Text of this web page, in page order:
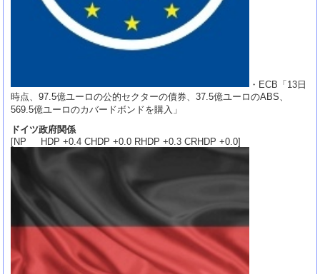
・ECB「13日
時点、97.5億ユーロの公的セクターの債券、37.5億ユーロのABS、
569.5億ユーロのカバードボンドを購入」
ドイツ政府関係
[NP HDP +0.4 CHDP +0.0 RHDP +0.3 CRHDP +0.0]